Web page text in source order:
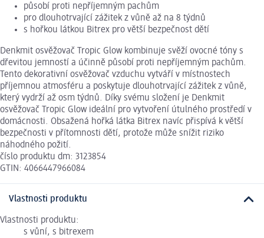
působí proti nepříjemným pachům
pro dlouhotrvající zážitek z vůně až na 8 týdnů
s hořkou látkou Bitrex pro větší bezpečnost dětí
Denkmit osvěžovač Tropic Glow kombinuje svěží ovocné tóny s
dřevitou jemností a účinně působí proti nepříjemným pachům.
Tento dekorativní osvěžovač vzduchu vytváří v místnostech
příjemnou atmosféru a poskytuje dlouhotrvající zážitek z vůně,
který vydrží až osm týdnů. Díky svému složení je Denkmit
osvěžovač Tropic Glow ideální pro vytvoření útulného prostředí v
domácnosti. Obsažená hořká látka Bitrex navíc přispívá k větší
bezpečnosti v přítomnosti dětí, protože může snížit riziko
náhodného požití.
číslo produktu dm: 3123854
GTIN: 4066447966084
Vlastnosti produktu
Vlastnosti produktu:
s vůní, s bitrexem